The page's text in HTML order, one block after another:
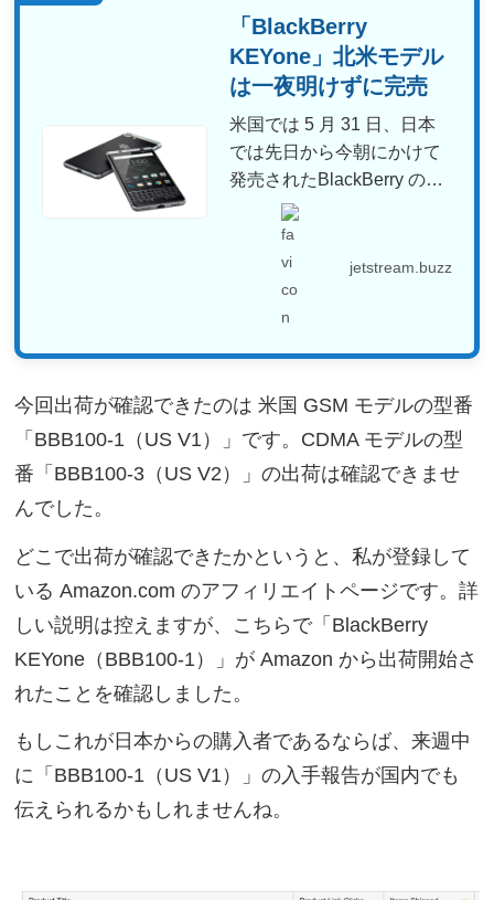
「BlackBerry
KEYone」北米モデル
は一夜明けずに完売
米国では 5 月 31 日、日本
では先日から今朝にかけて
発売されたBlackBerry の新
型スマー...
jetstream.buzz
今回出荷が確認できたのは 米国 GSM モデルの型番
「BBB100-1（US V1）」です。CDMA モデルの型
番「BBB100-3（US V2）」の出荷は確認できませ
んでした。
どこで出荷が確認できたかというと、私が登録して
いる Amazon.com のアフィリエイトページです。詳
しい説明は控えますが、こちらで「BlackBerry
KEYone（BBB100-1）」が Amazon から出荷開始さ
れたことを確認しました。
もしこれが日本からの購入者であるならば、来週中
に「BBB100-1（US V1）」の入手報告が国内でも
伝えられるかもしれませんね。